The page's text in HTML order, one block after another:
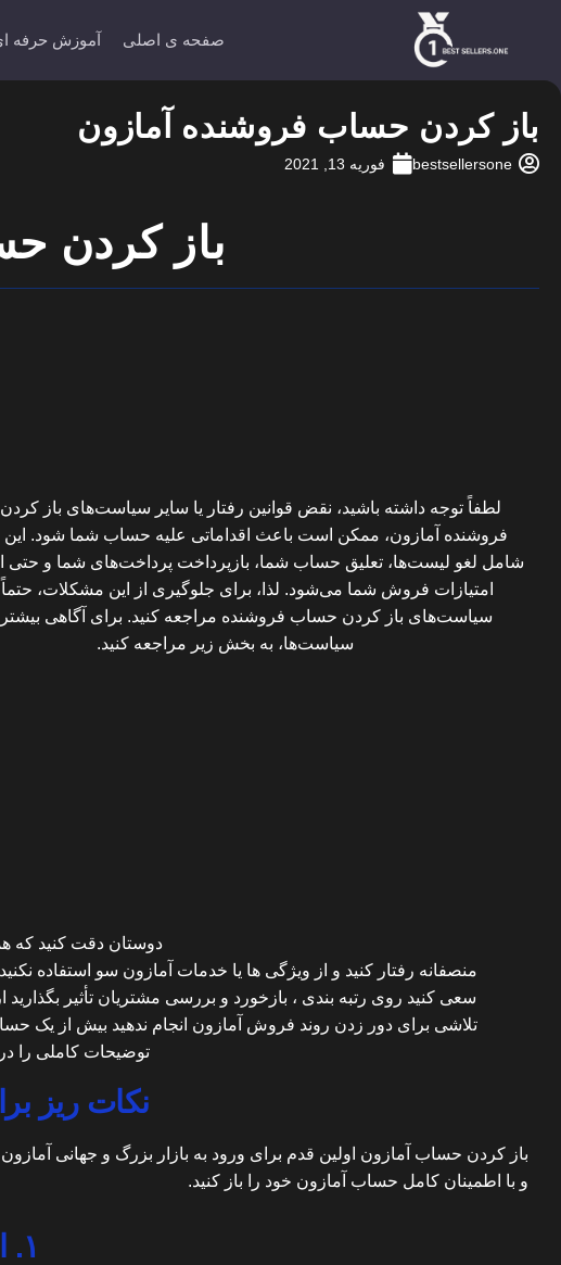
صفحه ی اصلی آموزش حرفه
باز کردن حساب فروشنده آمازون
bestsellersone فوریه 13, 2021
باز کردن
لطفاً توجه داشته باشید، نقض قوانین رفتار یا سایر سیاست‌های باز
فروشنده آمازون، ممکن است باعث اقداماتی علیه حساب شما شود. این
شامل لغو لیست‌ها، تعلیق حساب شما، بازپرداخت پرداخت‌های شما و حتی
امتیازات فروش شما می‌شود. لذا، برای جلوگیری از این مشکلات، حتماً
سیاست‌های باز کردن حساب فروشنده مراجعه کنید. برای آگاهی بیشتر
سیاست‌ها، به بخش زیر مراجعه کنید.
دوستان دقت کنید که
منصفانه رفتار کنید و از ویژگی ها یا خدمات آمازون سو استفاده
سعی کنید روی رتبه بندی ، بازخورد و بررسی مشتریان تأثیر
تلاشی برای دور زدن روند فروش آمازون انجام ندهید بیش از یک
توضیحات کاملی را
نکات ریز
باز کردن حساب آمازون اولین قدم برای ورود به بازار بزرگ و جهانی
و با اطمینان کامل حساب آمازون خود را باز کنید.
۱. انتخاب نوع حساب